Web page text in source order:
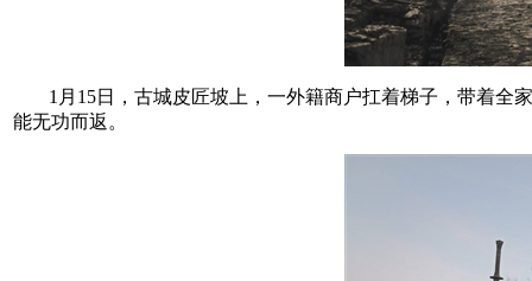
1月15日，古城皮匠坡上，一外籍商户扛着梯子，带着全
能无功而返。